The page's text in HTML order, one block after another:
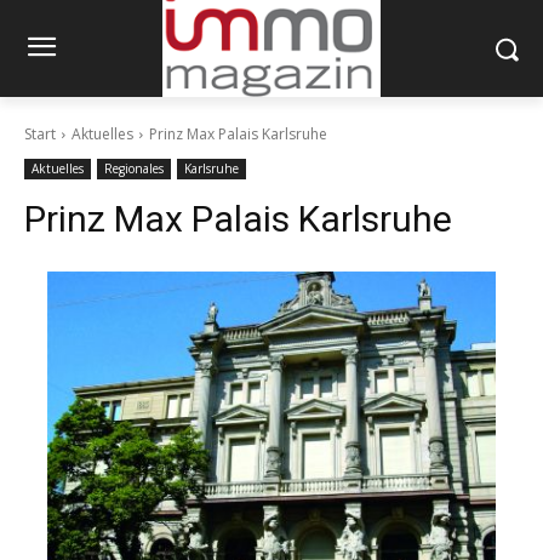
Start Aktuelles Prinz Max Palais Karlsruhe
Aktuelles Regionales Karlsruhe
Prinz Max Palais Karlsruhe